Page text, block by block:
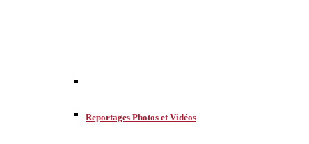
Reportages Photos et Vidéos